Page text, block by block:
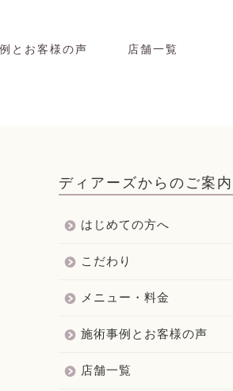
とお客様の声 店舗一覧
ディアーズからのご案内
はじめての方へ
こだわり
メニュー・料金
施術事例とお客様の声
店舗一覧